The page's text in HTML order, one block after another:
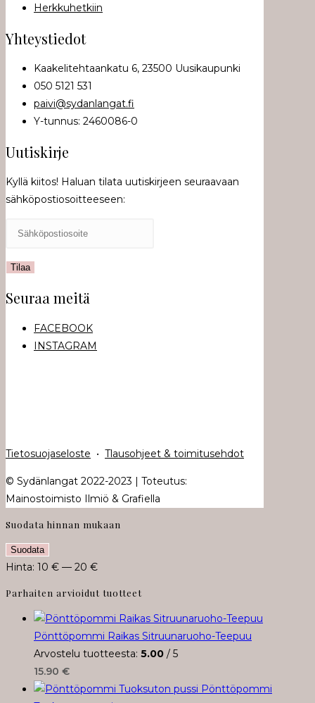
Herkkuhetkiin
Yhteystiedot
Kaakelitehtaankatu 6, 23500 Uusikaupunki
050 5121 531
paivi@sydanlangat.fi
Y-tunnus: 2460086-0
Uutiskirje
Kyllä kiitos! Haluan tilata uutiskirjeen seuraavaan
sähköpostiosoitteeseen:
Seuraa meitä
FACEBOOK
INSTAGRAM
Tietosuojaseloste • Tlausohjeet & toimitusehdot
© Sydänlangat 2022-2023 | Toteutus:
Mainostoimisto Ilmiö & Grafiella
Suodata hinnan mukaan
Minimihinta
Maksimihinta
Suodata
Hinta: 10 € — 20 €
Parhaiten arvioidut tuotteet
Pönttöpommi Raikas Sitruunaruoho-Teepuu
Arvostelu tuotteesta: 5.00 / 5
15.90 €
Pönttöpommi